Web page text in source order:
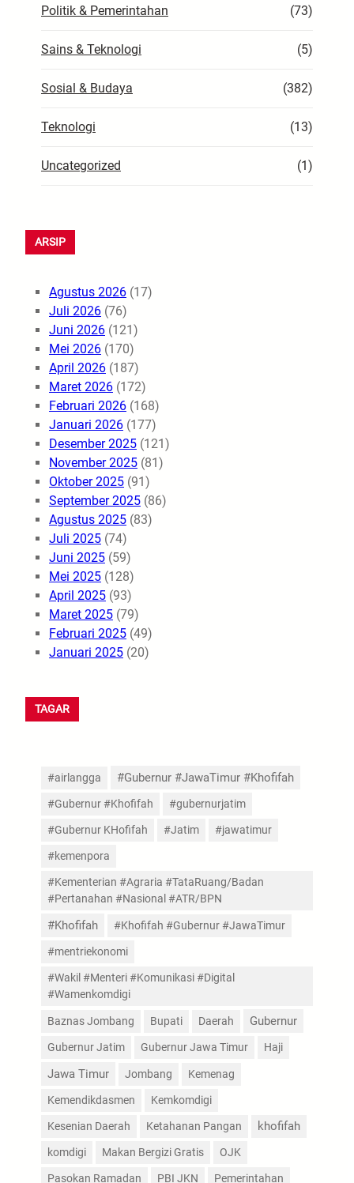
Politik & Pemerintahan (73)
Sains & Teknologi (5)
Sosial & Budaya (382)
Teknologi (13)
Uncategorized (1)
ARSIP
Agustus 2026 (17)
Juli 2026 (76)
Juni 2026 (121)
Mei 2026 (170)
April 2026 (187)
Maret 2026 (172)
Februari 2026 (168)
Januari 2026 (177)
Desember 2025 (121)
November 2025 (81)
Oktober 2025 (91)
September 2025 (86)
Agustus 2025 (83)
Juli 2025 (74)
Juni 2025 (59)
Mei 2025 (128)
April 2025 (93)
Maret 2025 (79)
Februari 2025 (49)
Januari 2025 (20)
TAGAR
#airlangga #Gubernur #JawaTimur #Khofifah
#Gubernur #Khofifah #gubernurjatim
#Gubernur KHofifah #Jatim #jawatimur
#kemenpora
#Kementerian #Agraria #TataRuang/Badan
#Pertanahan #Nasional #ATR/BPN
#Khofifah #Khofifah #Gubernur #JawaTimur
#mentriekonomi
#Wakil #Menteri #Komunikasi #Digital
#Wamenkomdigi
Baznas Jombang Bupati Daerah Gubernur
Gubernur Jatim Gubernur Jawa Timur Haji
Jawa Timur Jombang Kemenag
Kemendikdasmen Kemkomdigi
Kesenian Daerah Ketahanan Pangan khofifah
komdigi Makan Bergizi Gratis OJK
Pasokan Ramadan PBI JKN Pemerintahan